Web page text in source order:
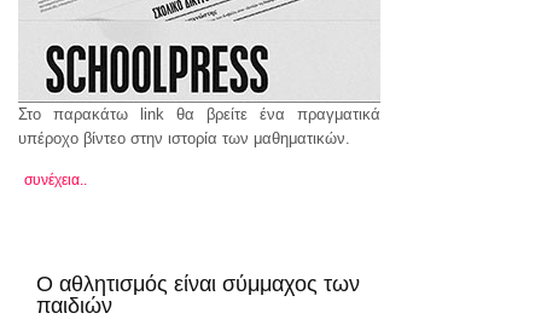
Στο παρακάτω link θα βρείτε ένα πραγματικά
υπέροχο βίντεο στην ιστορία των μαθηματικών.
συνέχεια..
O αθλητισμός είναι σύμμαχος των
παιδιών